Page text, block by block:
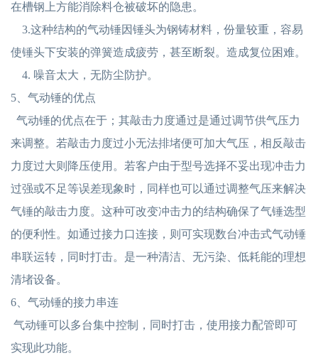
在槽钢上方能消除料仓被破坏的隐患。
3.这种结构的气动锤因锤头为钢铸材料，份量较重，容易
使锤头下安装的弹簧造成疲劳，甚至断裂。造成复位困难。
4. 噪音太大，无防尘防护。
5、气动锤的优点
气动锤的优点在于；其敲击力度通过是通过调节供气压力
来调整。若敲击力度过小无法排堵便可加大气压，相反敲击
力度过大则降压使用。若客户由于型号选择不妥出现冲击力
过强或不足等误差现象时，同样也可以通过调整气压来解决
气锤的敲击力度。这种可改变冲击力的结构确保了气锤选型
的便利性。如通过接力口连接，则可实现数台冲击式气动锤
串联运转，同时打击。是一种清洁、无污染、低耗能的理想
清堵设备。
6、气动锤的接力串连
气动锤可以多台集中控制，同时打击，使用接力配管即可
实现此功能。